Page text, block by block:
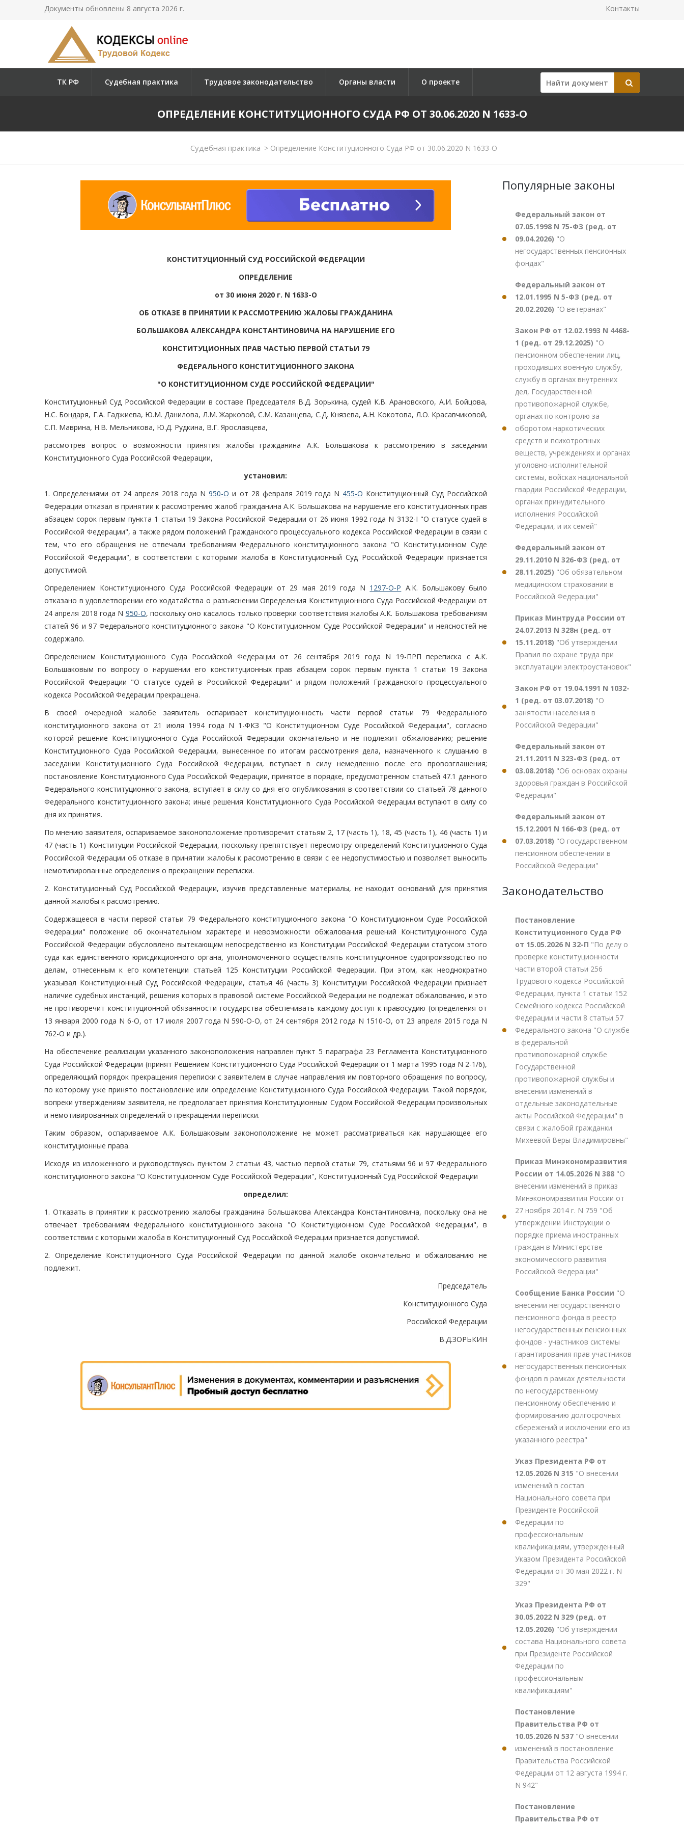
Документы обновлены 8 августа 2026 г. Контакты
ТК РФ Судебная практика Трудовое законодательство Органы власти О проекте
ОПРЕДЕЛЕНИЕ КОНСТИТУЦИОННОГО СУДА РФ ОТ 30.06.2020 N 1633-О
Судебная практика > Определение Конституционного Суда РФ от 30.06.2020 N 1633-О
КОНСТИТУЦИОННЫЙ СУД РОССИЙСКОЙ ФЕДЕРАЦИИ
ОПРЕДЕЛЕНИЕ
от 30 июня 2020 г. N 1633-О
ОБ ОТКАЗЕ В ПРИНЯТИИ К РАССМОТРЕНИЮ ЖАЛОБЫ ГРАЖДАНИНА
БОЛЬШАКОВА АЛЕКСАНДРА КОНСТАНТИНОВИЧА НА НАРУШЕНИЕ ЕГО
КОНСТИТУЦИОННЫХ ПРАВ ЧАСТЬЮ ПЕРВОЙ СТАТЬИ 79
ФЕДЕРАЛЬНОГО КОНСТИТУЦИОННОГО ЗАКОНА
"О КОНСТИТУЦИОННОМ СУДЕ РОССИЙСКОЙ ФЕДЕРАЦИИ"
Конституционный Суд Российской Федерации в составе Председателя В.Д. Зорькина, судей К.В. Арановского, А.И. Бойцова,
Н.С. Бондаря, Г.А. Гаджиева, Ю.М. Данилова, Л.М. Жарковой, С.М. Казанцева, С.Д. Князева, А.Н. Кокотова, Л.О. Красавчиковой,
С.П. Маврина, Н.В. Мельникова, Ю.Д. Рудкина, В.Г. Ярославцева,
рассмотрев вопрос о возможности принятия жалобы гражданина А.К. Большакова к рассмотрению в заседании
Конституционного Суда Российской Федерации,
установил:
1. Определениями от 24 апреля 2018 года N950-О и от 28 февраля 2019 года N 455-О Конституционный Суд Российской
Федерации отказал в принятии к рассмотрению жалоб гражданина А.К. Большакова на нарушение его конституционных прав
абзацем сорок первым пункта 1 статьи 19 Закона Российской Федерации от 26 июня 1992 года N 3132-I "О статусе судей в
Российской Федерации", а также рядом положений Гражданского процессуального кодекса Российской Федерации в связи с
тем, что его обращения не отвечали требованиям Федерального конституционного закона "О Конституционном Суде
Российской Федерации", в соответствии с которыми жалоба в Конституционный Суд Российской Федерации признается
допустимой.
Определением Конституционного Суда Российской Федерации от 29 мая 2019 года N 1297-О-Р А.К. Большакову было
отказано в удовлетворении его ходатайства о разъяснении Определения Конституционного Суда Российской Федерации от
24 апреля 2018 года N 950-О, поскольку оно касалось только проверки соответствия жалобы А.К. Большакова требованиям
статей 96 и 97 Федерального конституционного закона "О Конституционном Суде Российской Федерации" и неясностей не
содержало.
Определением Конституционного Суда Российской Федерации от 26 сентября 2019 года N 19-ПРП переписка с А.К.
Большаковым по вопросу о нарушении его конституционных прав абзацем сорок первым пункта 1 статьи 19 Закона
Российской Федерации "О статусе судей в Российской Федерации" и рядом положений Гражданского процессуального
кодекса Российской Федерации прекращена.
В своей очередной жалобе заявитель оспаривает конституционность части первой статьи 79 Федерального
конституционного закона от 21 июля 1994 года N 1-ФКЗ "О Конституционном Суде Российской Федерации", согласно
которой решение Конституционного Суда Российской Федерации окончательно и не подлежит обжалованию; решение
Конституционного Суда Российской Федерации, вынесенное по итогам рассмотрения дела, назначенного к слушанию в
заседании Конституционного Суда Российской Федерации, вступает в силу немедленно после его провозглашения;
постановление Конституционного Суда Российской Федерации, принятое в порядке, предусмотренном статьей 47.1 данного
Федерального конституционного закона, вступает в силу со дня его опубликования в соответствии со статьей 78 данного
Федерального конституционного закона; иные решения Конституционного Суда Российской Федерации вступают в силу со
дня их принятия.
По мнению заявителя, оспариваемое законоположение противоречит статьям 2, 17 (часть 1), 18, 45 (часть 1), 46 (часть 1) и
47 (часть 1) Конституции Российской Федерации, поскольку препятствует пересмотру определений Конституционного Суда
Российской Федерации об отказе в принятии жалобы к рассмотрению в связи с ее недопустимостью и позволяет выносить
немотивированные определения о прекращении переписки.
2. Конституционный Суд Российской Федерации, изучив представленные материалы, не находит оснований для принятия
данной жалобы к рассмотрению.
Содержащееся в части первой статьи 79 Федерального конституционного закона "О Конституционном Суде Российской
Федерации" положение об окончательном характере и невозможности обжалования решений Конституционного Суда
Российской Федерации обусловлено вытекающим непосредственно из Конституции Российской Федерации статусом этого
суда как единственного юрисдикционного органа, уполномоченного осуществлять конституционное судопроизводство по
делам, отнесенным к его компетенции статьей 125 Конституции Российской Федерации. При этом, как неоднократно
указывал Конституционный Суд Российской Федерации, статья 46 (часть 3) Конституции Российской Федерации признает
наличие судебных инстанций, решения которых в правовой системе Российской Федерации не подлежат обжалованию, и это
не противоречит конституционной обязанности государства обеспечивать каждому доступ к правосудию (определения от
13 января 2000 года N 6-О, от 17 июля 2007 года N 590-О-О, от 24 сентября 2012 года N 1510-О, от 23 апреля 2015 года N
762-О и др.).
На обеспечение реализации указанного законоположения направлен пункт 5 параграфа 23 Регламента Конституционного
Суда Российской Федерации (принят Решением Конституционного Суда Российской Федерации от 1 марта 1995 года N 2-1/6),
определяющий порядок прекращения переписки с заявителем в случае направления им повторного обращения по вопросу,
по которому уже принято постановление или определение Конституционного Суда Российской Федерации. Такой порядок,
вопреки утверждениям заявителя, не предполагает принятия Конституционным Судом Российской Федерации произвольных
и немотивированных определений о прекращении переписки.
Таким образом, оспариваемое А.К. Большаковым законоположение не может рассматриваться как нарушающее его
конституционные права.
Исходя из изложенного и руководствуясь пунктом 2 статьи 43, частью первой статьи 79, статьями 96 и 97 Федерального
конституционного закона "О Конституционном Суде Российской Федерации", Конституционный Суд Российской Федерации
определил:
1. Отказать в принятии к рассмотрению жалобы гражданина Большакова Александра Константиновича, поскольку она не
отвечает требованиям Федерального конституционного закона "О Конституционном Суде Российской Федерации", в
соответствии с которыми жалоба в Конституционный Суд Российской Федерации признается допустимой.
2. Определение Конституционного Суда Российской Федерации по данной жалобе окончательно и обжалованию не
подлежит.
Председатель
Конституционного Суда
Российской Федерации
В.Д.ЗОРЬКИН
Популярные законы
Федеральный закон от
07.05.1998 N 75-ФЗ (ред. от
09.04.2026) "О
негосударственных пенсионных
фондах"
Федеральный закон от
12.01.1995 N 5-ФЗ (ред. от
20.02.2026) "О ветеранах"
Закон РФ от 12.02.1993 N 4468-
1 (ред. от 29.12.2025) "О
пенсионном обеспечении лиц,
проходивших военную службу,
службу в органах внутренних
дел, Государственной
противопожарной службе,
органах по контролю за
оборотом наркотических
средств и психотропных
веществ, учреждениях и органах
уголовно-исполнительной
системы, войсках национальной
гвардии Российской Федерации,
органах принудительного
исполнения Российской
Федерации, и их семей"
Федеральный закон от
29.11.2010 N 326-ФЗ (ред. от
28.11.2025) "Об обязательном
медицинском страховании в
Российской Федерации"
Приказ Минтруда России от
24.07.2013 N 328н (ред. от
15.11.2018) "Об утверждении
Правил по охране труда при
эксплуатации электроустановок"
Закон РФ от 19.04.1991 N 1032-
1 (ред. от 03.07.2018) "О
занятости населения в
Российской Федерации"
Федеральный закон от
21.11.2011 N 323-ФЗ (ред. от
03.08.2018) "Об основах охраны
здоровья граждан в Российской
Федерации"
Федеральный закон от
15.12.2001 N 166-ФЗ (ред. от
07.03.2018) "О государственном
пенсионном обеспечении в
Российской Федерации"
Законодательство
Постановление
Конституционного Суда РФ
от 15.05.2026 N 32-П "По делу о
проверке конституционности
части второй статьи 256
Трудового кодекса Российской
Федерации, пункта 1 статьи 152
Семейного кодекса Российской
Федерации и части 8 статьи 57
Федерального закона "О службе
в федеральной
противопожарной службе
Государственной
противопожарной службы и
внесении изменений в
отдельные законодательные
акты Российской Федерации" в
связи с жалобой гражданки
Михеевой Веры Владимировны"
Приказ Минэкономразвития
России от 14.05.2026 N 388 "О
внесении изменений в приказ
Минэкономразвития России от
27 ноября 2014 г. N 759 "Об
утверждении Инструкции о
порядке приема иностранных
граждан в Министерстве
экономического развития
Российской Федерации"
Сообщение Банка России "О
внесении негосударственного
пенсионного фонда в реестр
негосударственных пенсионных
фондов - участников системы
гарантирования прав участников
негосударственных пенсионных
фондов в рамках деятельности
по негосударственному
пенсионному обеспечению и
формированию долгосрочных
сбережений и исключении его из
указанного реестра"
Указ Президента РФ от
12.05.2026 N 315 "О внесении
изменений в состав
Национального совета при
Президенте Российской
Федерации по
профессиональным
квалификациям, утвержденный
Указом Президента Российской
Федерации от 30 мая 2022 г. N
329"
Указ Президента РФ от
30.05.2022 N 329 (ред. от
12.05.2026) "Об утверждении
состава Национального совета
при Президенте Российской
Федерации по
профессиональным
квалификациям"
Постановление
Правительства РФ от
10.05.2026 N 537 "О внесении
изменений в постановление
Правительства Российской
Федерации от 12 августа 1994 г.
N 942"
Постановление
Правительства РФ от